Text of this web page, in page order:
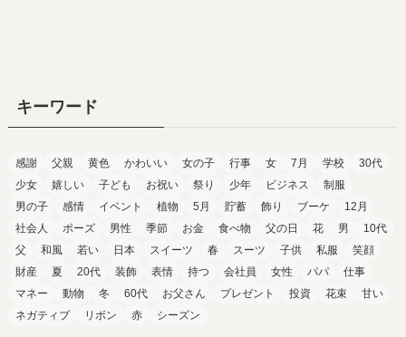
キーワード
感謝 父親 黄色 かわいい 女の子 行事 女 7月 学校
30代
少女
嬉しい 子ども お祝い 祭り 少年 ビジネス
制服
男の子
感情 イベント 植物 5月 貯蓄 飾り ブーケ
12月
社会人
ポーズ 男性 季節 お金 食べ物 父の日 花 男
10代
父
和風 若い 日本 スイーツ 春 スーツ 子供 私服
笑顔
財産
夏 20代 装飾 表情 持つ 会社員 女性 パパ
仕事
マネー
動物 冬 60代 お父さん プレゼント 投資 花束
甘い
ネガティブ
リボン 赤 シーズン